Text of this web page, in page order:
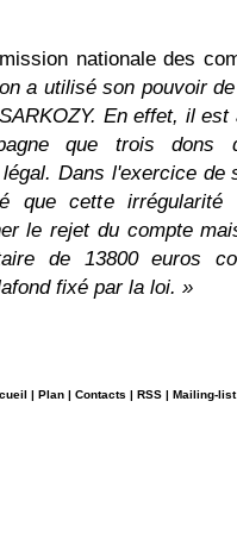
nationale des
a utilisé son pouvoir
En effet, il
que trois dons
Dans l'exercice de
que cette irrégularité
le rejet du compte
de 13800 euros
fixé par la loi. »
| Plan | Contacts | RSS | Mailing-list